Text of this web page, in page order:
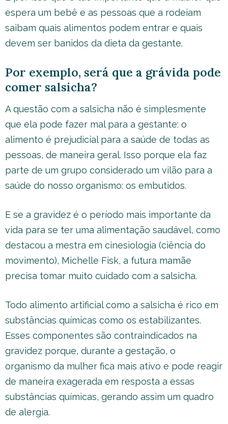
espera um bebê e as pessoas que a rodeiam
saibam quais alimentos podem entrar e quais
devem ser banidos da dieta da gestante.
Por exemplo, será que a grávida pode
comer salsicha?
A questão com a salsicha não é simplesmente
que ela pode fazer mal para a gestante: o
alimento é prejudicial para a saúde de todas as
pessoas, de maneira geral. Isso porque ela faz
parte de um grupo considerado um vilão para a
saúde do nosso organismo: os embutidos.
E se a gravidez é o período mais importante da
vida para se ter uma alimentação saudável, como
destacou a mestra em cinesiologia (ciência do
movimento), Michelle Fisk, a futura mamãe
precisa tomar muito cuidado com a salsicha.
Todo alimento artificial como a salsicha é rico em
substâncias químicas como os estabilizantes.
Esses componentes são contraindicados na
gravidez porque, durante a gestação, o
organismo da mulher fica mais ativo e pode reagir
de maneira exagerada em resposta a essas
substâncias químicas, gerando assim um quadro
de alergia.